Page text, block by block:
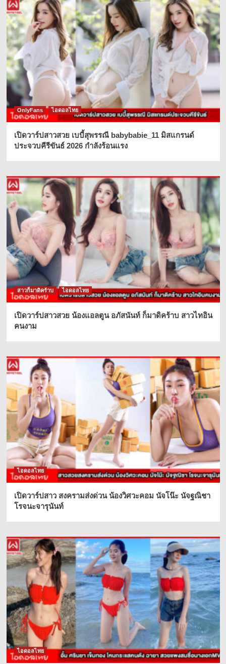
OnlyFans ไอดอลไทย
เปิดวาร์ปสาวสวย เบบี้สุพรรณี babybabie_11 มิสแกรนด์
ประจวบคีรีขันธ์ 2026 กำลังร้อนแรง
สาวก็มาดิคร้าบ ไอดอลไทย
เปิดวาร์ปสาวสวย น้องแอลตูน อภัสนันท์ ก็มาดิคร้าบ สาวไทอิน
คนงาม
ไอดอลไทย
เปิดวาร์ปสาว สงครามส่งด่วน น้องวิศวะคอม นัจโน๊ะ นัจฐณิชา
โรจนะจารุนันท์
ไอดอลไทย